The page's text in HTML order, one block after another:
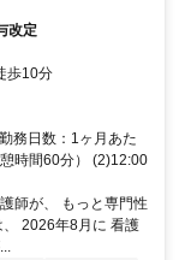
改定
歩10分
務日数：1ヶ月あた
時間60分） (2)12:00
師が、 もっと専門性
2026年8月に 看護